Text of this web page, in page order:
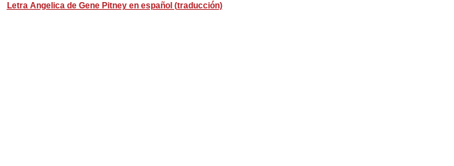
Letra Angelica de Gene Pitney en español (traducción)